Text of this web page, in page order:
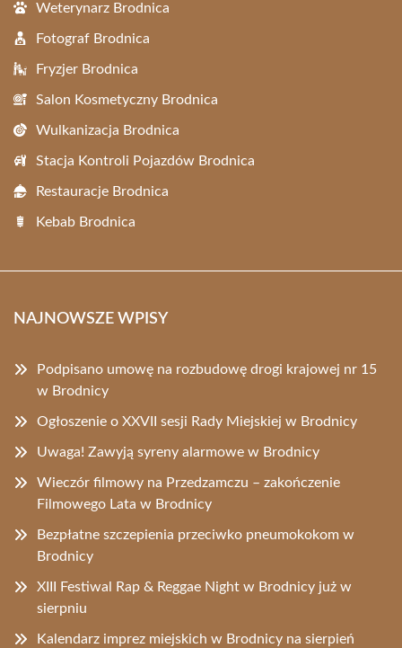
Weterynarz Brodnica
Fotograf Brodnica
Fryzjer Brodnica
Salon Kosmetyczny Brodnica
Wulkanizacja Brodnica
Stacja Kontroli Pojazdów Brodnica
Restauracje Brodnica
Kebab Brodnica
NAJNOWSZE WPISY
Podpisano umowę na rozbudowę drogi krajowej nr 15
w Brodnicy
Ogłoszenie o XXVII sesji Rady Miejskiej w Brodnicy
Uwaga! Zawyją syreny alarmowe w Brodnicy
Wieczór filmowy na Przedzamczu – zakończenie
Filmowego Lata w Brodnicy
Bezpłatne szczepienia przeciwko pneumokokom w
Brodnicy
XIII Festiwal Rap & Reggae Night w Brodnicy już w
sierpniu
Kalendarz imprez miejskich w Brodnicy na sierpień